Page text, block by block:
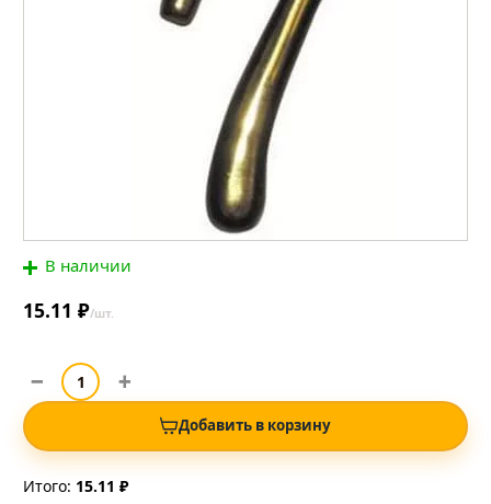
В наличии
15.11 ₽/шт.
Добавить в корзину
Итого: 15.11 ₽